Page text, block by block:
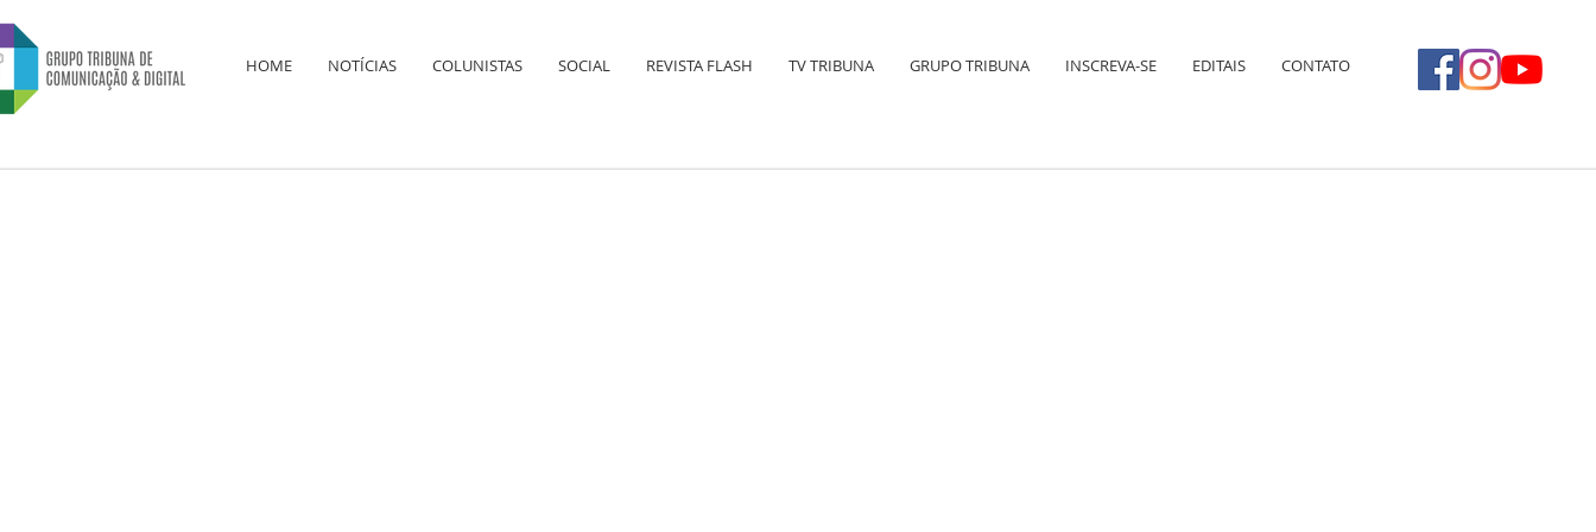
HOME NOTÍCIAS COLUNISTAS SOCIAL REVISTA FLASH TV TRIBUNA GRUPO TRIBUNA INSCREVA-SE EDITAIS CONTATO